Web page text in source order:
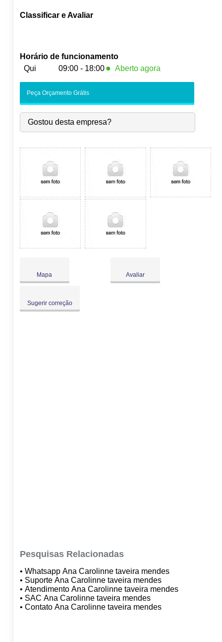
Classificar e Avaliar
Horário de funcionamento
Qui
09:00 - 18:00 ● Aberto agora
-
Qua:
09:00-18:00
Qui:
09:00-18:00 ●
Sáb:
Fechado
Dom:
Fechado
Peça Orçamento Grátis
Gostou desta empresa?
Mapa Avaliar
Sugerir correção
Pesquisas Relacionadas
• Whatsapp Ana Carolinne taveira mendes
• Suporte Ana Carolinne taveira mendes
• Atendimento Ana Carolinne taveira mendes
• SAC Ana Carolinne taveira mendes
• Contato Ana Carolinne taveira mendes